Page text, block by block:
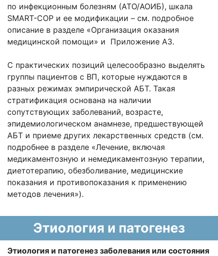
по инфекционным болезням (АТО/АОИБ), шкала
SMART-COP и ее модификации – см. подробное
описание в разделе «Организация оказания
медицинской помощи» и Приложение А3.
С практических позиций целесообразно выделять
группы пациентов с ВП, которые нуждаются в
разных режимах эмпирической АБТ. Такая
стратификация основана на наличии
сопутствующих заболеваний, возрасте,
эпидемиологическом анамнезе, предшествующей
АБТ и приеме других лекарственных средств (см.
подробнее в разделе «Лечение, включая
медикаментозную и немедикаментозную терапии,
диетотерапию, обезболивание, медицинские
показания и противопоказания к применению
методов лечения»).
Этиология и патогенез
Этиология и патогенез заболевания или состояния